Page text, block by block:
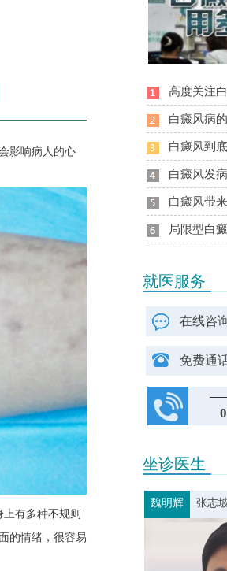
影响病人的心
有多种不规则
的情绪，很容易
高度关注
白癜风病
白癜风到
白癜风发
白癜风带
局限型白
就医服务
在线咨
免费通
坐诊医生
魏明辉 张志